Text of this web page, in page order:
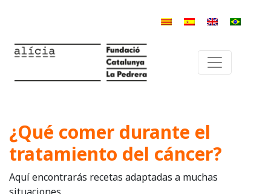
¿Qué comer durante el
tratamiento del cáncer?
Aquí encontrarás recetas adaptadas a muchas